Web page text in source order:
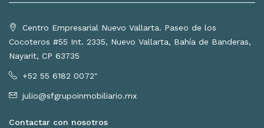
Centro Empresarial Nuevo Vallarta. Paseo de los
Cocoteros #55 Int. 2335, Nuevo Vallarta, Bahía de Banderas,
Nayarit, CP 63735
+52 55 6182 0072"
julio@sfgrupoinmobiliario.mx
Contactar con nosotros